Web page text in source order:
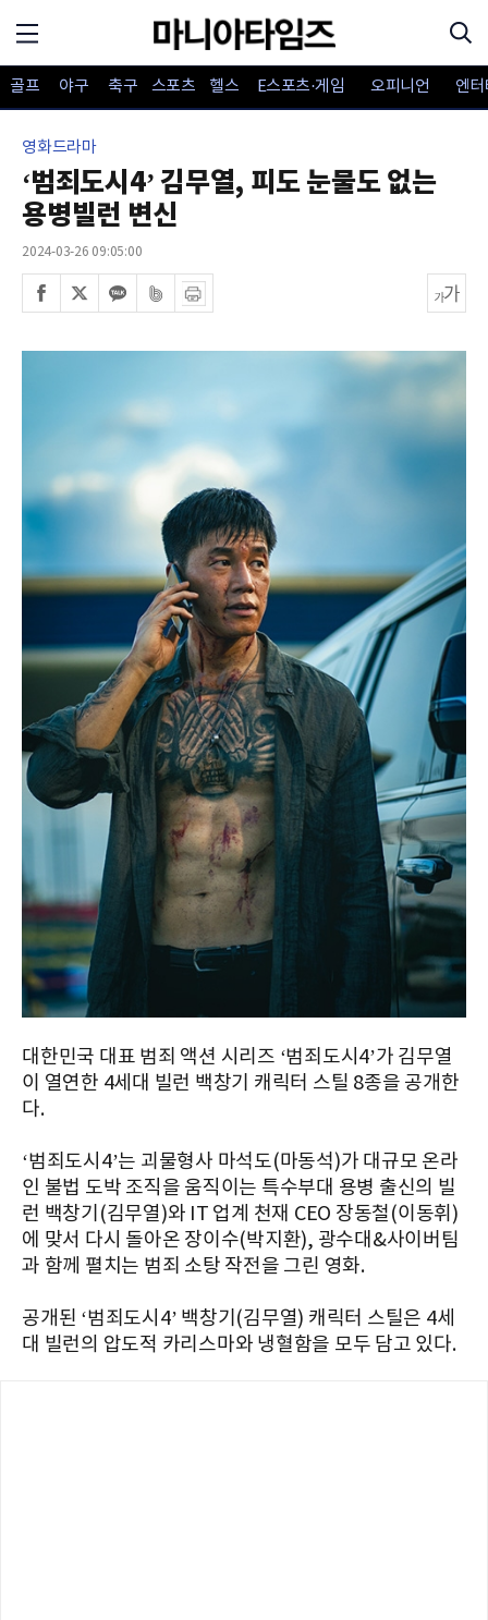
골프 야구 축구 스포츠 헬스 E스포츠·게임 오피니언 엔
영화드라마
‘범죄도시4’ 김무열, 피도 눈물도 없는
용병빌런 변신
2024-03-26 09:05:00
대한민국 대표 범죄 액션 시리즈 ‘범죄도시4’가 김무열
이 열연한 4세대 빌런 백창기 캐릭터 스틸 8종을 공개한
다.
‘범죄도시4’는 괴물형사 마석도(마동석)가 대규모 온라
인 불법 도박 조직을 움직이는 특수부대 용병 출신의 빌
런 백창기(김무열)와 IT 업계 천재 CEO 장동철(이동휘)
에 맞서 다시 돌아온 장이수(박지환), 광수대&사이버팀
과 함께 펼치는 범죄 소탕 작전을 그린 영화.
공개된 ‘범죄도시4’ 백창기(김무열) 캐릭터 스틸은 4세
대 빌런의 압도적 카리스마와 냉혈함을 모두 담고 있다.